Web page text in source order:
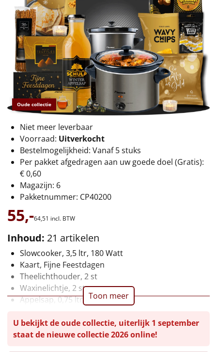
€50 tot €55
€55 tot €75
€75 tot €100
€100 en hoger
Alle kerstpakketten 2026
Thema
Origineel
Rituals
Luxe
Mannen
Duurzaam
Leuke
Uniek
Oude collectie
Niet meer leverbaar
Voorraad: Uitverkocht
Bestelmogelijkheid: Vanaf 5 stuks
Per pakket afgedragen aan uw goede doel (Gratis):
€ 0,60
Magazijn: 6
Pakketnummer: CP40200
55,-64,51 incl. BTW
Inhoud: 21 artikelen
Slowcooker, 3,5 ltr, 180 Watt
Kaart, Fijne Feestdagen
Theelichthouder, 2 st
Waxinelichtje, 2 st
Appelsap, 0,75 ltr
Chocolade Pralines, 130 gr
Ribbelchips, 90 gr
Toon meer
U bekijkt de oude collectie, uiterlijk 1 september
staat de nieuwe collectie 2026 online!